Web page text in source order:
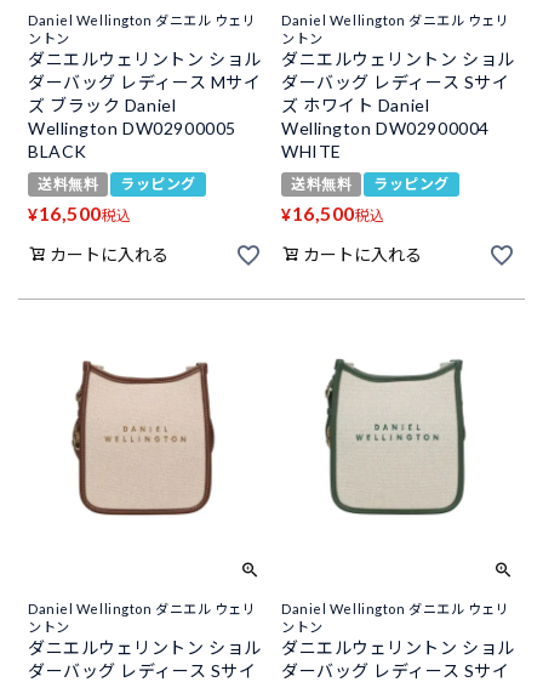
Daniel Wellington ダニエル ウェリ
ントン
ダニエルウェリントン ショル
ダーバッグ レディース Mサイ
ズ ブラック Daniel
Wellington DW02900005
BLACK
送料無料 ラッピング
¥16,500税込
カートに入れる
Daniel Wellington ダニエル ウェリ
ントン
ダニエルウェリントン ショル
ダーバッグ レディース Sサイ
ズ ホワイト Daniel
Wellington DW02900004
WHITE
送料無料 ラッピング
¥16,500税込
カートに入れる
Daniel Wellington ダニエル ウェリ
ントン
ダニエルウェリントン ショル
ダーバッグ レディース Sサイ
Daniel Wellington ダニエル ウェリ
ントン
ダニエルウェリントン ショル
ダーバッグ レディース Sサイ